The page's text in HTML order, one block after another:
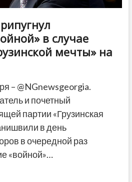
в случае
мечты» на
– @NGnewsgeorgia.
и почетный
партии «Грузинская
в день
в очередной раз
«войной»…